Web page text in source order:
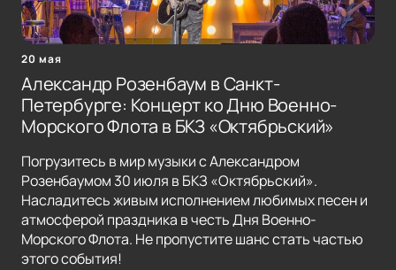
20 мая
Александр Розенбаум в Санкт-
Петербурге: Концерт ко Дню Военно-
Морского Флота в БКЗ «Октябрьский»
Погрузитесь в мир музыки с Александром
Розенбаумом 30 июля в БКЗ «Октябрьский».
Насладитесь живым исполнением любимых песен и
атмосферой праздника в честь Дня Военно-
Морского Флота. Не пропустите шанс стать частью
этого события!